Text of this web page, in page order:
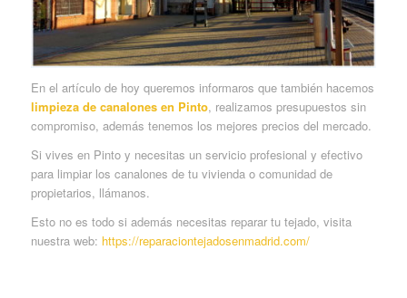
En el artículo de hoy queremos informaros que también hacemos
limpieza de canalones en Pinto, realizamos presupuestos sin
compromiso, además tenemos los mejores precios del mercado.
Si vives en Pinto y necesitas un servicio profesional y efectivo
para limpiar los canalones de tu vivienda o comunidad de
propietarios, llámanos.
Esto no es todo si además necesitas reparar tu tejado, visita
nuestra web: https://reparaciontejadosenmadrid.com/